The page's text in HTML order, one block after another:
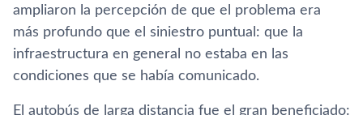
ampliaron la percepción de que el problema era
más profundo que el siniestro puntual: que la
infraestructura en general no estaba en las
condiciones que se había comunicado.
El autobús de larga distancia fue el gran beneficiado: